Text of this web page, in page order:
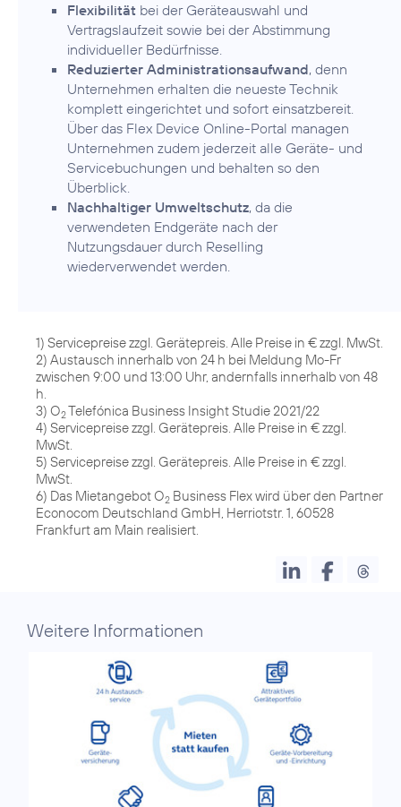
Flexibilität bei der Geräteauswahl und
Vertragslaufzeit sowie bei der Abstimmung
individueller Bedürfnisse.
Reduzierter Administrationsaufwand, denn
Unternehmen erhalten die neueste Technik
komplett eingerichtet und sofort einsatzbereit.
Über das Flex Device Online-Portal managen
Unternehmen zudem jederzeit alle Geräte- und
Servicebuchungen und behalten so den
Überblick.
Nachhaltiger Umweltschutz, da die
verwendeten Endgeräte nach der
Nutzungsdauer durch Reselling
wiederverwendet werden.
1) Servicepreise zzgl. Gerätepreis. Alle Preise in € zzgl. MwSt.
2) Austausch innerhalb von 24 h bei Meldung Mo-Fr
zwischen 9:00 und 13:00 Uhr, andernfalls innerhalb von 48
h.
3) O2Telefónica Business Insight Studie 2021/22
4) Servicepreise zzgl. Gerätepreis. Alle Preise in € zzgl.
MwSt.
5) Servicepreise zzgl. Gerätepreis. Alle Preise in € zzgl.
MwSt.
6) Das Mietangebot O2 Business Flex wird über den Partner
Econocom Deutschland GmbH, Herriotstr. 1, 60528
Frankfurt am Main realisiert.
Weitere Informationen